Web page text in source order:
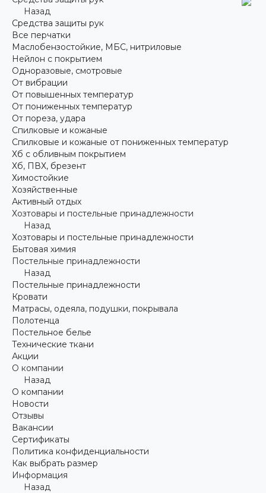
Назад
Средства защиты рук
Все перчатки
Маслобензостойкие, МБС, нитриловые
Нейлон с покрытием
Одноразовые, смотровые
От вибрации
От повышенных температур
От пониженных температур
От пореза, удара
Спилковые и кожаные
Спилковые и кожаные от пониженных температур
Хб с обливным покрытием
Хб, ПВХ, брезент
Химостойкие
Хозяйственные
Активный отдых
Хозтовары и постельные принадлежности
Назад
Хозтовары и постельные принадлежности
Бытовая химия
Постельные принадлежности
Назад
Постельные принадлежности
Кровати
Матрасы, одеяла, подушки, покрывала
Полотенца
Постельное белье
Технические ткани
Акции
О компании
Назад
О компании
Новости
Отзывы
Вакансии
Сертификаты
Политика конфиденциальности
Как выбрать размер
Информация
Назад